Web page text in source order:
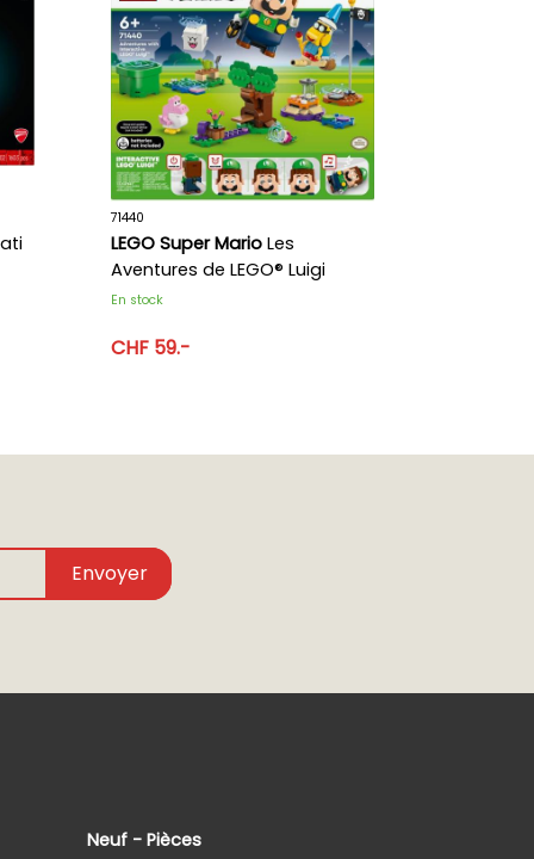
71440
LEGO Super Mario Les
Aventures de LEGO® Luigi
interactif
En stock
CHF 59.-
Envoyer
Neuf - Pièces